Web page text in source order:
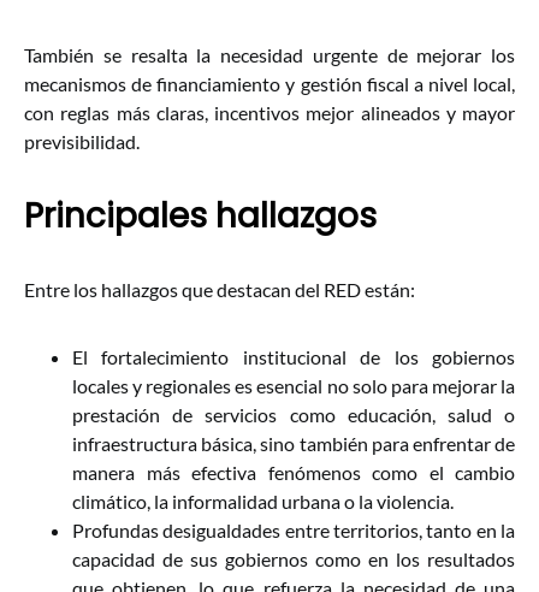
También se resalta la necesidad urgente de mejorar los
mecanismos de financiamiento y gestión fiscal a nivel local,
con reglas más claras, incentivos mejor alineados y mayor
previsibilidad.
Principales hallazgos
Entre los hallazgos que destacan del RED están:
El fortalecimiento institucional de los gobiernos
locales y regionales es esencial no solo para mejorar la
prestación de servicios como educación, salud o
infraestructura básica, sino también para enfrentar de
manera más efectiva fenómenos como el cambio
climático, la informalidad urbana o la violencia.
Profundas desigualdades entre territorios, tanto en la
capacidad de sus gobiernos como en los resultados
que obtienen, lo que refuerza la necesidad de una